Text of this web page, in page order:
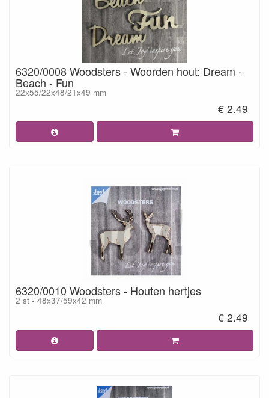
6320/0008 Woodsters - Woorden hout: Dream -
Beach - Fun
22x55/22x48/21x49 mm
€ 2.49
6320/0010 Woodsters - Houten hertjes
2 st - 48x37/59x42 mm
€ 2.49